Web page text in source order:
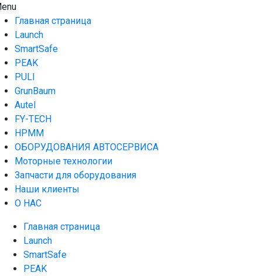
Skip
to
content
AUTO HOUSE
Технологии автосервиса — официальный дистрибьютор
Launch в Армении,Launch Armenia
Главная страница
Launch
SmartSafe
PEAK
PULI
GrunBaum
Autel
FY-TECH
HPMM
ОБОРУДОВАНИЯ АВТОСЕРВИСА
Моторные технологии
Запчасти для оборудования
Наши клиенты
О НАС
Главная страница
Launch
SmartSafe
PEAK